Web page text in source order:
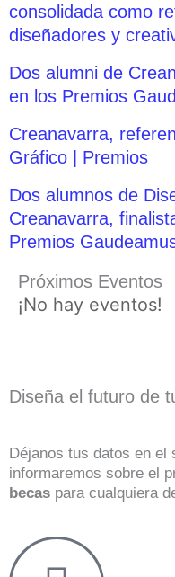
consolidada como
diseñadores y
Dos alumni de
en los Premios
Creanavarra,
Gráfico | Premios
Dos alumnos de
Creanavarra,
Premios
Próximos Eventos
¡No hay eventos!
Diseña el futuro de
Déjanos tus datos en
informaremos sobre el
becas para cualquiera